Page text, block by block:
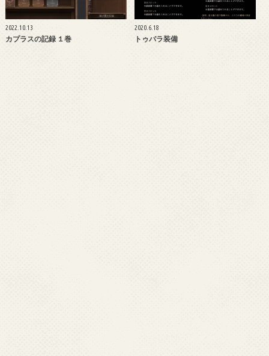
2022.10.13
カプラスの記録 １巻
2020.6.18
トゥバラ装備